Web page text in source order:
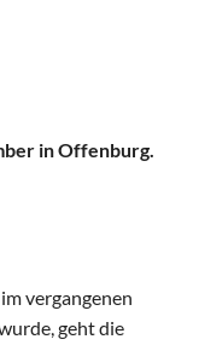
in Offenburg.
vergangenen
geht die